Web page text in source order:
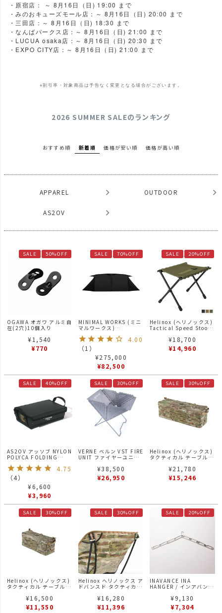
・原宿店： ～ 8月16日（日) 19:00 まで
・みのおキューズモール店：～ 8月16日（日) 20:00 まで
・三田店：～ 8月16日（日) 18:30 まで
・なんばパークス店：～ 8月16日（日) 21:00 まで
・LUCUA osaka店：～ 8月16日（日) 20:30 まで
・EXPO CITY店：～ 8月16日（日) 21:00 まで
※割引率・対象商品は予告なく変更となる場合がございます。
2026 SUMMER SALEのランキング
おすすめ順 新着順 価格が安い順 価格が高い順
APPAREL OUTDOOR
AS2OV
SALE 50%OFF
OGAWA オガワ アルミ自
在(2穴)10個入り
¥1,540
¥770
SALE 70%OFF
MINIMAL WORKS (ミニ
マルワークス)
V HOUSE L BLACK / シ
ェルター
4.00
（1 ）
¥275,000
¥82,500
SALE 20%OFF
Helinox (ヘリノックス)
Tactical Speed Stool
¥18,700
¥14,960
SALE 40%OFF
AS2OV アッソブ NYLON
POLYCA FOLDING
TRAY 折り畳みトレー
BLACK
4.75
（4）
¥6,600
¥3,960
SALE 30%OFF
VERNE ベルン VST FIRE
UNIT ファイヤーユニッ
¥38,500
¥26,950
SALE 30%OFF
Helinox (ヘリノックス)
タクティカル テーブルサ
マルチカモ
¥21,780
¥15,246
SALE 30%OFF
Helinox (ヘリノックス)
タクティカル テーブルサ
マルチカモ
¥16,500
¥11,550
SALE 30%OFF
Helinox ヘリノックス ア
ドバンスド タクティカル
のみ マルチカモ
¥16,280
¥11,396
SALE 20%OFF
INAVANCE INA
HANGER / インアバンス
¥9,130
¥7,304